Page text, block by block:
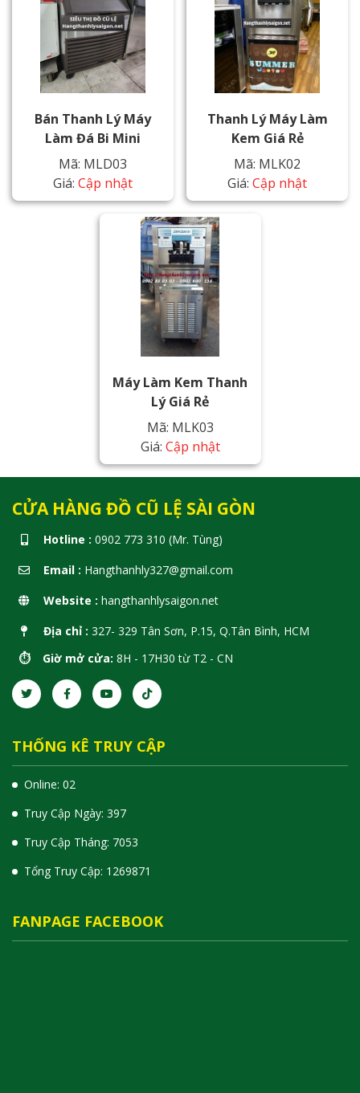
Bán Thanh Lý Máy
Làm Đá Bi Mini
Mã: MLD03
Giá: Cập nhật
Thanh Lý Máy Làm
Kem Giá Rẻ
Mã: MLK02
Giá: Cập nhật
Máy Làm Kem Thanh
Lý Giá Rẻ
Mã: MLK03
Giá: Cập nhật
CỬA HÀNG ĐỒ CŨ LỆ SÀI GÒN
Hotline : 0902 773 310 (Mr. Tùng)
Email : Hangthanhly327@gmail.com
Website : hangthanhlysaigon.net
Địa chỉ : 327- 329 Tân Sơn, P.15, Q.Tân Bình, HCM
⏱️ Giờ mở cửa: 8H - 17H30 từ T2 - CN
THỐNG KÊ TRUY CẬP
Online: 02
Truy Cập Ngày: 397
Truy Cập Tháng: 7053
Tổng Truy Cập: 1 269871
FANPAGE FACEBOOK